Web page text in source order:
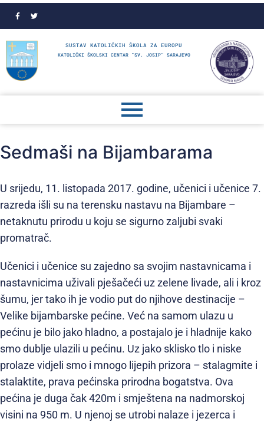
SUSTAV KATOLIČKIH ŠKOLA ZA EUROPU
KATOLIČKI ŠKOLSKI CENTAR "SV. JOSIP" SARAJEVO
Sedmaši na Bijambarama
U srijedu, 11. listopada 2017. godine, učenici i učenice 7.
razreda išli su na terensku nastavu na Bijambare –
netaknutu prirodu u koju se sigurno zaljubi svaki
promatrač.
Učenici i učenice su zajedno sa svojim nastavnicama i
nastavnicima uživali pješačeći uz zelene livade, ali i kroz
šumu, jer tako ih je vodio put do njihove destinacije –
Velike bijambarske pećine. Već na samom ulazu u
pećinu je bilo jako hladno, a postajalo je i hladnije kako
smo dublje ulazili u pećinu. Uz jako sklisko tlo i niske
prolaze vidjeli smo i mnogo lijepih prizora – stalagmite i
stalaktite, prava pećinska prirodna bogatstva. Ova
pećina je duga čak 420m i smještena na nadmorskoj
visini na 950 m. U njenoj se utrobi nalaze i jezerca i